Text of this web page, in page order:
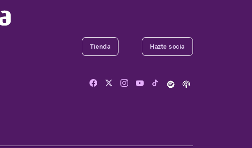
Comparta este artículo
Tienda Hazte socia